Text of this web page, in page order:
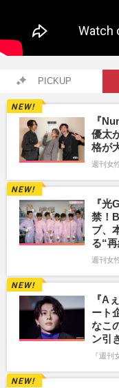
PICKUP
『
優太
格が
週刊女
『
禁！
ブ、
る“
週刊女
『A
ート
なこ
ン引
『週刊